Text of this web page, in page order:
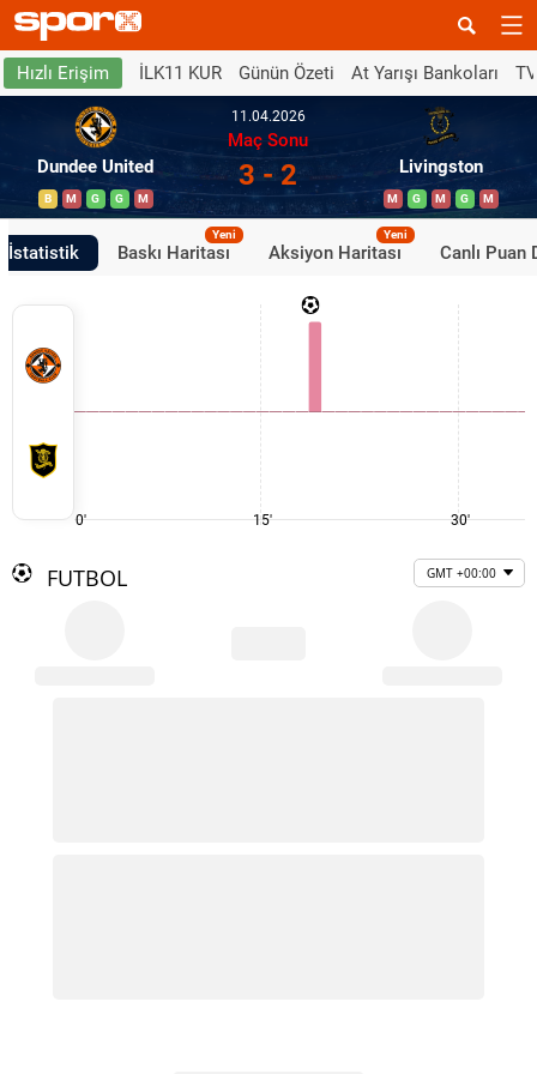
Hızlı Erişim İLK11 KUR Günün Özeti At Yarışı Bankoları
Dundee United
B M G G M
11.04.2026
Maç Sonu
3 - 2 Livingston
M G M G M
İstatistik Baskı Haritası
Yeni
Aksiyon Haritası
Yeni
Canlı Puan
0' 15' 30'
FUTBOL GMT +00:00